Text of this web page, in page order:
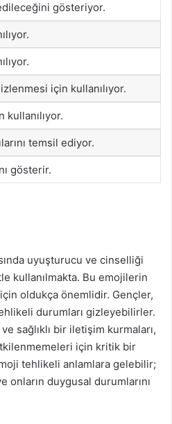
gösteriyor.
için kullanılıyor.
temsil ediyor.
gösterir.
uyuşturucu ve cinselliği
kullanılmakta. Bu emojilerin
oldukça önemlidir. Gençler,
durumları gizleyebilirler.
sağlıklı bir iletişim kurmaları,
için kritik bir
tehlikeli anlamlara gelebilir;
onların duygusal durumlarını